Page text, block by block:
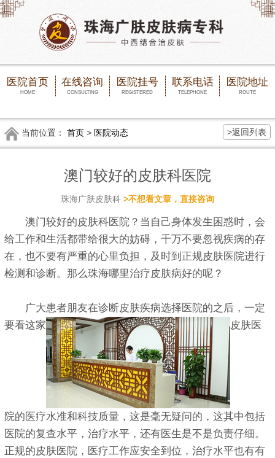
医院首页
HOME
在线咨询
CONSULTING
医院挂号
REGISTERED
联系电话
TELEPHONE
医院地址
ROUTE
当前位置： 首页> 医院动态 >返回列表
澳门较好的皮肤科医院
珠海广肤皮肤科 >不想看文章，直接咨询
澳门较好的皮肤科医院？当自己身体发生困惑时，会
给工作和生活都带给很大的妨碍，千万不要忽视疾病的存
在，也不要有严重的心里负担，及时到正规皮肤医院进行
检测和诊断。那么珠海哪里治疗皮肤病好的呢？
广大患者朋友在诊断皮肤疾病选择医院的之后，一定
要看这家
皮肤医
院的医疗水准和科技质量，这是毫无疑问的，这其中包括
医院的复查水平，治疗水平，还有医生是不是负责仔细。
正规的皮肤医院，医疗工作应安全到位，治疗水平也有有